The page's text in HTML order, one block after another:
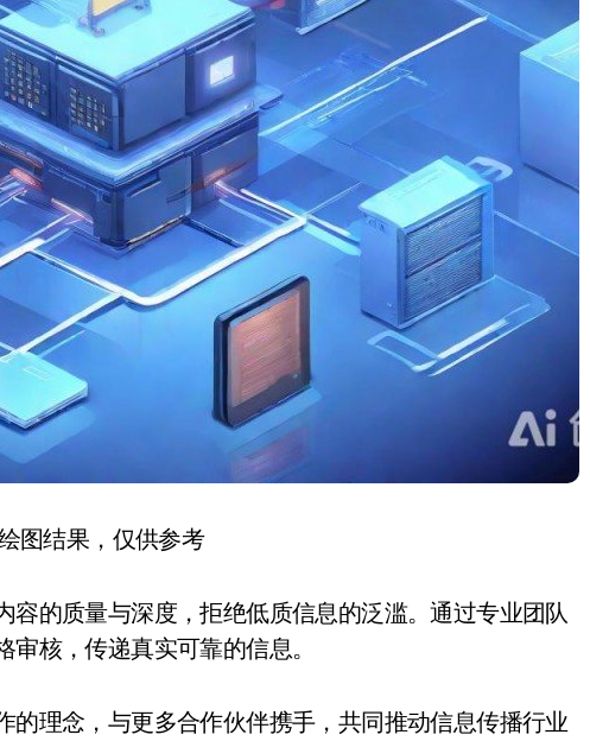
图结果，仅供参考
的质量与深度，拒绝低质信息的泛滥。通过专业团队
核，传递真实可靠的信息。
的理念，与更多合作伙伴携手，共同推动信息传播行业